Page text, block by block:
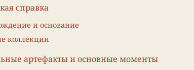
справка
и основание
коллекции
артефакты и основные моменты